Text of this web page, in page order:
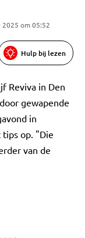
2025 om 05:52
Hulp bij lezen
Reviva in Den
gewapende
in
tips op. "Die
van de